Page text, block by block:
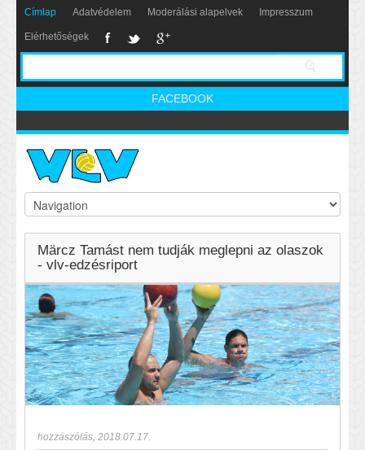
Címlap Adatvédelem Moderálási alapelvek Impresszum
Elérhetőségek
FACEBOOK
Märcz Tamást nem tudják meglepni az olaszok
- vlv-edzésriport
hozzászólás 2018.07.17.